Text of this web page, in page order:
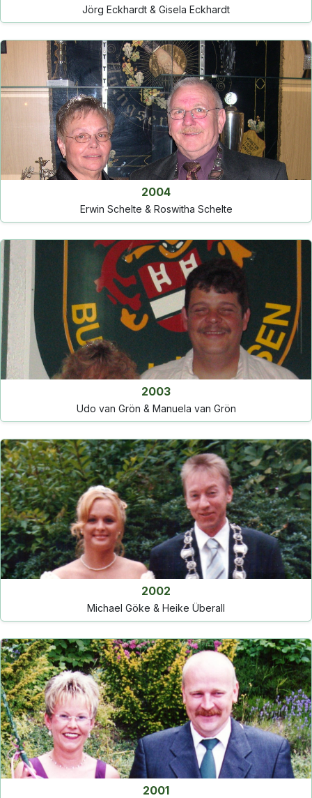
Jörg Eckhardt & Gisela Eckhardt
2004
Erwin Schelte & Roswitha Schelte
2003
Udo van Grön & Manuela van Grön
2002
Michael Göke & Heike Überall
2001